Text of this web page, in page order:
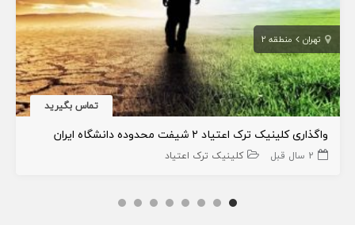
تهران منطقه 2
تماس بگیرید
واگذاری کلینیک ترک اعتیاد ۲ شیفت محدوده دانشگاه ایران
2 سال قبل کلینیک ترک اعتیاد